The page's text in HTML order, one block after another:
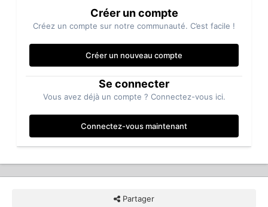
Créer un compte
Créez un compte sur notre communauté. C’est facile !
Créer un nouveau compte
Se connecter
Vous avez déjà un compte ? Connectez-vous ici.
Connectez-vous maintenant
Partager